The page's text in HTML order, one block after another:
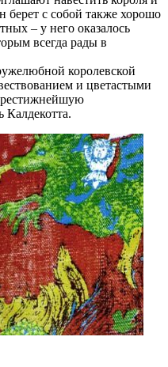
берет с собой также хорошо
– у него оказалось
всегда рады в
королевской
и цветастыми